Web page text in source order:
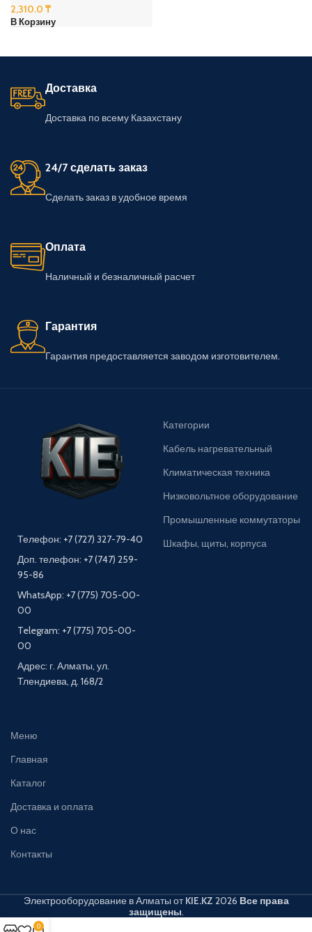
2,310.0 ₸
В Корзину
Доставка
Доставка по всему Казахстану
24/7 сделать заказ
Сделать заказ в удобное время
Оплата
Наличный и безналичный расчет
Гарантия
Гарантия предоставляется заводом изготовителем.
Телефон: +7 (727) 327-79-40
Доп. телефон: +7 (747) 259-
95-86
WhatsApp: +7 (775) 705-00-
00
Telegram: +7 (775) 705-00-
00
Адрес: г. Алматы, ул.
Тлендиева, д. 168/2
Категории
Кабель нагревательный
Климатическая техника
Низковольтное оборудование
Промышленные коммутаторы
Шкафы, щиты, корпуса
Меню
Главная
Каталог
Доставка и оплата
О нас
Контакты
Электрооборудование в Алматы отKIE.KZ 2026 Все права
защищены.
0